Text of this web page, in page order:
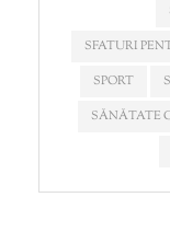
SFATURI
SPORT
SĂNĂTATE